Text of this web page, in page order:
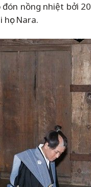
đón nồng nhiệt bởi
Nara.